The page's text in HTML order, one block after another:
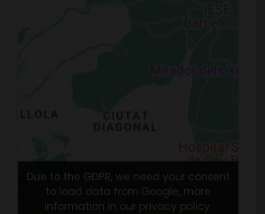
Due to the GDPR, we need your consent
to load data from Google, more
information in our privacy policy.